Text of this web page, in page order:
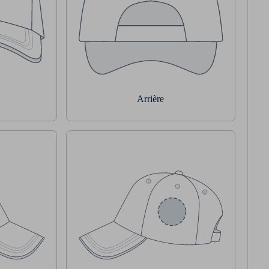
Arrière